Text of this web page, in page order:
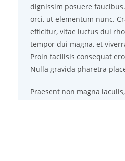
dignissim posuere
orci, ut elementum nunc.
efficitur, vitae luctus dui
tempor dui magna, et
Proin facilisis consequat
Nulla gravida pharetra
Praesent non magna